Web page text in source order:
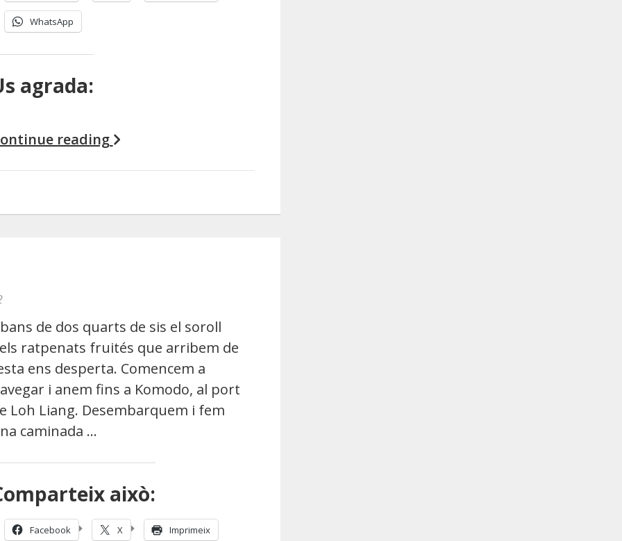
WhatsApp
agrada:
reading
de dos quarts de sis el soroll
ratpenats fruités que arribem de
ens desperta. Comencem a
i anem fins a Komodo, al port
Loh Liang. Desembarquem i fem
caminada …
això:
Facebook X Imprimeix